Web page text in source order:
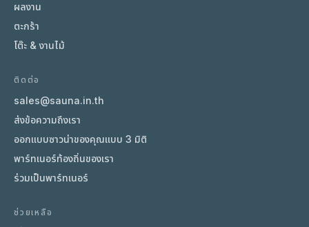
ผลงาน
ตะกร้า
โต๊ะ & งานไม้
ติดต่อ
sales@sauna.in.th
ส่งข้อความถึงเรา
ออกแบบซาวน่าของคุณแบบ 3 มิติ
พาร์ทเนอร์ท้องถิ่นของเรา
ร่วมเป็นพาร์ทเนอร์
ช่วยเหลือ